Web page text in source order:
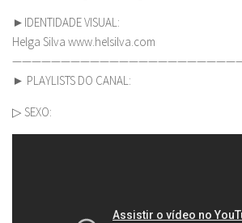
►IDENTIDADE VISUAL:
Helga Silva www.helsilva.com
► PLAYLISTS DO CANAL:
▷ SEXO: